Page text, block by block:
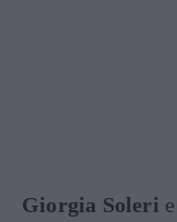
Giorgia Soleri